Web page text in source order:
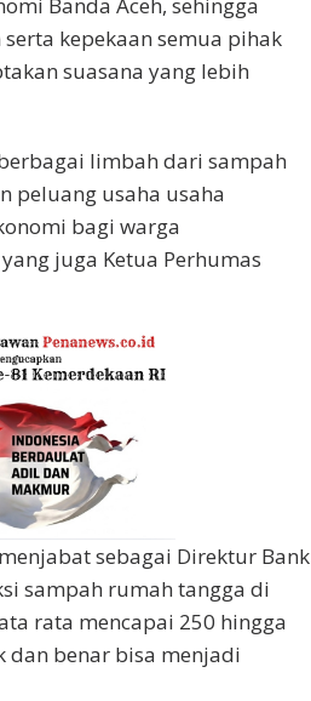
Banda Aceh, sehingga
kepekaan semua pihak
suasana yang lebih
limbah dari sampah
peluang usaha usaha
bagi warga
juga Ketua Perhumas
sebagai Direktur Bank
sampah rumah tangga di
rata mencapai 250 hingga
dan benar bisa menjadi